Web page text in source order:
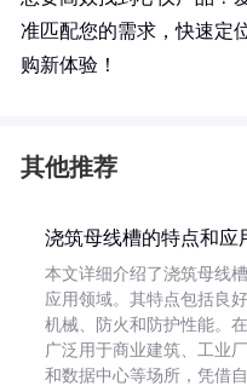
准匹配您的需求，快速定
购新体验！
其他推荐
浇筑母线槽的特点和应
本文详细介绍了浇筑母线
应用领域。其特点包括良好
机械、防火和防护性能。在
广泛用于商业建筑、工业
和数据中心等场所，凭借